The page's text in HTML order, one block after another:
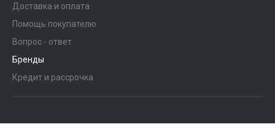
Доставка и оплата
Помощь покупателю
Вопрос - ответ
Бренды
Кредит и рассрочка